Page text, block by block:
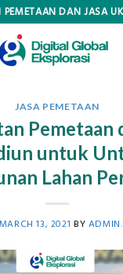
DAN JASA
JASA PEMETAAN
Pemetaan
untuk
Lahan
MARCH 13, 2021 BY